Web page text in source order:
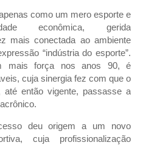
como um mero esporte e
econômica, gerida
mais conectada ao ambiente
“indústria do esporte”.
mais força nos anos 90, é
cuja sinergia fez com que o
até então vigente, passasse a
deu origem a um novo
cuja profissionalização